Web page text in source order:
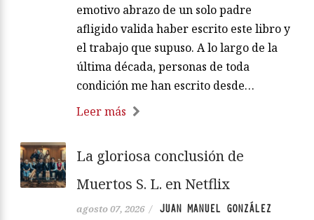
emotivo abrazo de un solo padre
afligido valida haber escrito este libro y
el trabajo que supuso. A lo largo de la
última década, personas de toda
condición me han escrito desde…
Leer más
La gloriosa conclusión de
Muertos S. L. en Netflix
agosto 07, 2026 / JUAN MANUEL GONZÁLEZ